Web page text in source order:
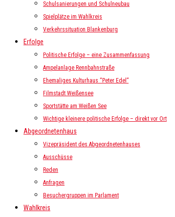
Schulsanierungen und Schulneubau
Spielplätze im Wahlkreis
Verkehrssituation Blankenburg
Erfolge
Politische Erfolge – eine Zusammenfassung
Ampelanlage Rennbahnstraße
Ehemaliges Kulturhaus “Peter Edel”
Filmstadt Weißensee
Sportstätte am Weißen See
Wichtige kleinere politische Erfolge – direkt vor Ort
Abgeordnetenhaus
Vizepräsident des Abgeordnetenhauses
Ausschüsse
Reden
Anfragen
Besuchergruppen im Parlament
Wahlkreis